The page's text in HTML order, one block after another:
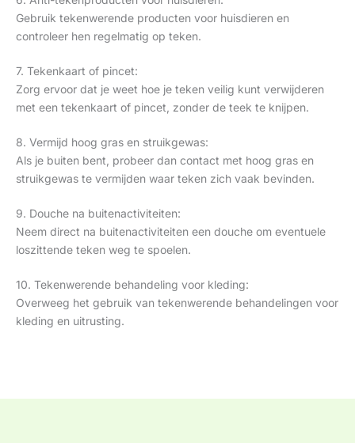
Gebruik tekenwerende producten voor huisdieren en
controleer hen regelmatig op teken.
7. Tekenkaart of pincet:
Zorg ervoor dat je weet hoe je teken veilig kunt verwijderen
met een tekenkaart of pincet, zonder de teek te knijpen.
8. Vermijd hoog gras en struikgewas:
Als je buiten bent, probeer dan contact met hoog gras en
struikgewas te vermijden waar teken zich vaak bevinden.
9. Douche na buitenactiviteiten:
Neem direct na buitenactiviteiten een douche om eventuele
loszittende teken weg te spoelen.
10. Tekenwerende behandeling voor kleding:
Overweeg het gebruik van tekenwerende behandelingen voor
kleding en uitrusting.